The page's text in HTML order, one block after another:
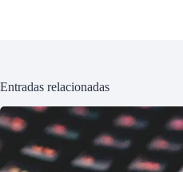
Entradas relacionadas